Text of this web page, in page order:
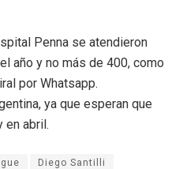
Penna se atendieron
año y no más de 400, como
por Whatsapp.
ya que esperan que
en abril.
Diego Santilli